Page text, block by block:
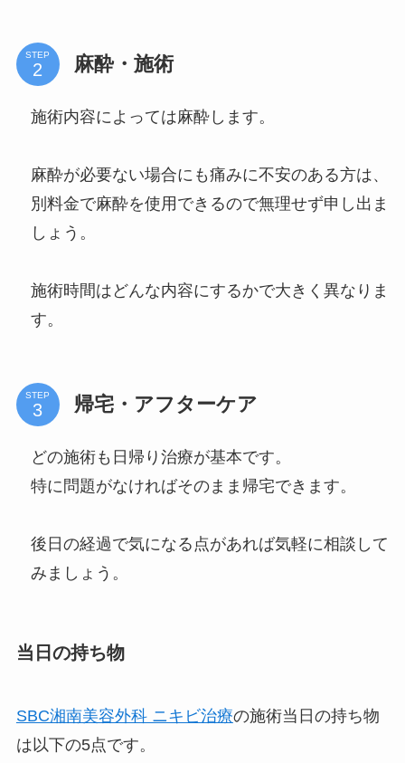
STEP 麻酔・施術
施術内容によっては麻酔します。
麻酔が必要ない場合にも痛みに不安のある方は、
別料金で麻酔を使用できるので無理せず申し出ま
しょう。
施術時間はどんな内容にするかで大きく異なりま
す。
STEP 帰宅・アフターケア
どの施術も日帰り治療が基本です。
特に問題がなければそのまま帰宅できます。
後日の経過で気になる点があれば気軽に相談して
みましょう。
当日の持ち物
SBC湘南美容外科 ニキビ治療の施術当日の持ち物
は以下の5点です。